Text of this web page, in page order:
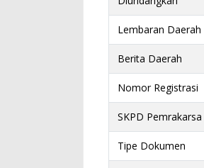
Lembaran Daerah
Berita Daerah
Nomor Registrasi
SKPD Pemrakarsa
Tipe Dokumen